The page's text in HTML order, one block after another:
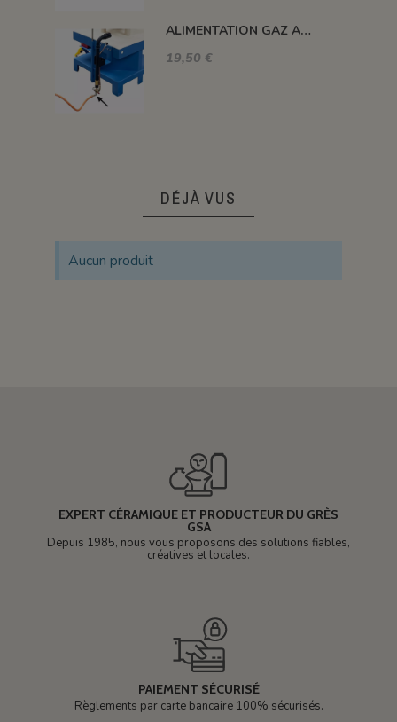
ALIMENTATION GAZ A 90°C
19,50 €
DÉJÀ VUS
Aucun produit
EXPERT CÉRAMIQUE ET PRODUCTEUR DU GRÈS
GSA
Depuis 1985, nous vous proposons des solutions fiables,
créatives et locales.
PAIEMENT SÉCURISÉ
Règlements par carte bancaire 100% sécurisés.